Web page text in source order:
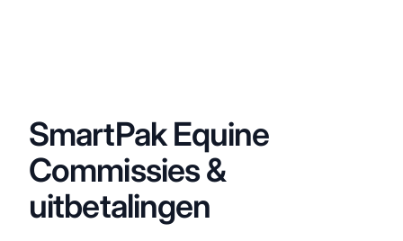
SmartPak Equine
Commissies &
uitbetalingen